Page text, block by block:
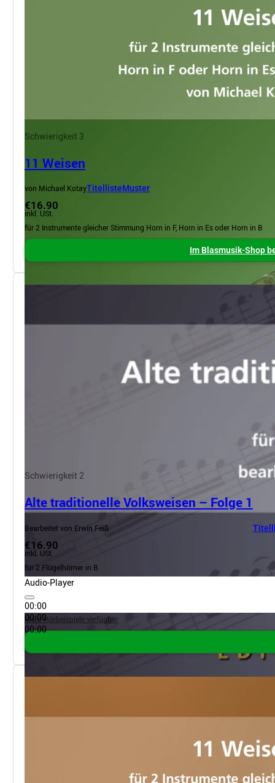
Schwierigkeit 3
11 Weisen
von Michael KotayTitellisteMuster
€16.90
inkl. USt.
für 2 Instrumente gleicher Stimmung Horn in F, Horn in Es oder Horn in B
Im Blasmusik-Shop
Schwierigkeit 2
Alte traditionelle Volksweisen – Folge 1
Bearbeitet von Erwin Feiß
€16.90
inkl. USt.
für 2 Flügelhörner in B
Audio-Player
00:00
00:00
00:00
Mehr Hörbeispiele verfügbar